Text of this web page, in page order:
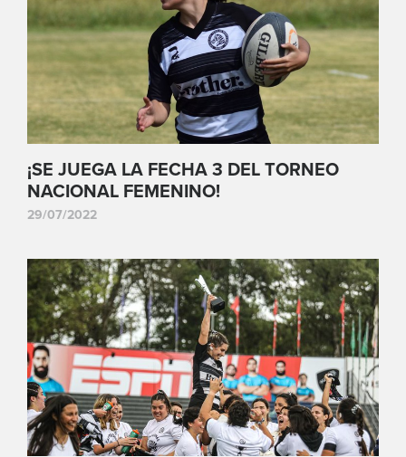
¡SE JUEGA LA FECHA 3 DEL TORNEO
NACIONAL FEMENINO!
29/07/2022